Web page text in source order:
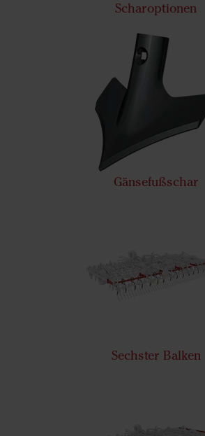
Scharoptionen
Gänsefußschar
Sechster Balken